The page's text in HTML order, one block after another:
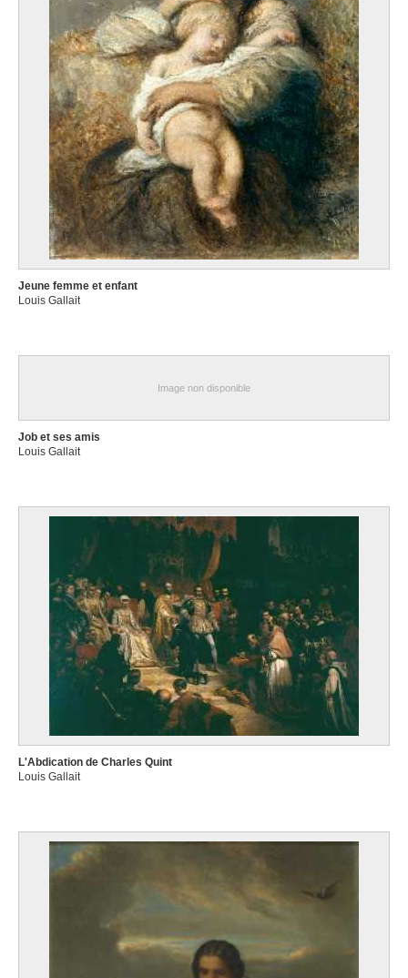
Jeune femme et enfant
Louis Gallait
Image non disponible
Job et ses amis
Louis Gallait
L'Abdication de Charles Quint
Louis Gallait